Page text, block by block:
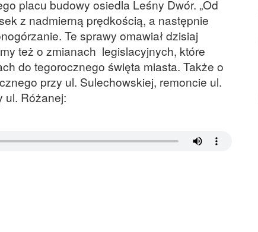
placu budowy osiedla Leśny Dwór. „Od
z nadmierną prędkością, a następnie
Te sprawy omawiał dzisiaj
też o zmianach legislacyjnych, które
do tegorocznego święta miasta. Także o
przy ul. Sulechowskiej, remoncie ul.
ul. Różanej: